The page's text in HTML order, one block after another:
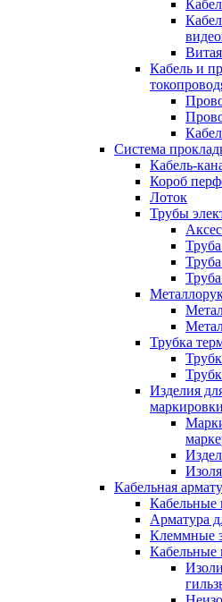
Кабель и
Система
Кабель-
Короб
Лоток
Трубы
Трубка
Изделия
маркировки
Кабельная
Кабельные
Арматура
Клеммные
Кабельные